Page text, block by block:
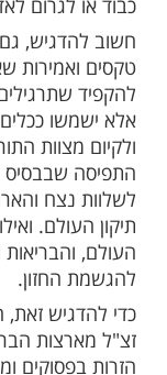
לקוד לפני
כבוד
המורה לפני
כמו כן
מותר לעשות
אינם
להשתתף
מקבל מנטרה
תרגול
בשפה זרה.
מזכיר שמות